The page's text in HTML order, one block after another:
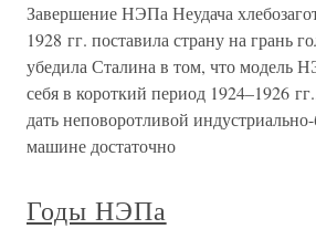
Завершение НЭПа Неудача
1928 гг. поставила страну на грань
убедила Сталина в том, что модель
себя в короткий период 1924–1926
дать неповоротливой
машине достаточно
Годы НЭПа